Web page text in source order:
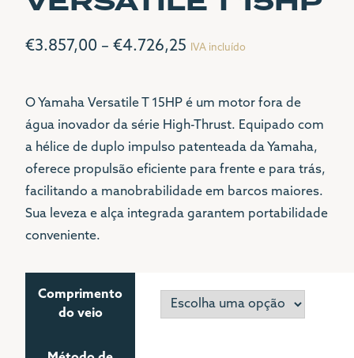
LOJA
(+351) 21 342 1001
(+351) 96 81 000 81
SEDE
(+351) 21 342 1001
LGL@LGL.PT
AVENIDA 24 DE JULHO
Nº1 G
CONTACTOS
€3.857,00 – €4.726,25 Price
€3.857,00
through
IVA incluído
O Yamaha Versatile T 15HP é um motor fora de
água inovador da série High-Thrust. Equipado com
a hélice de duplo impulso patenteada da Yamaha,
oferece propulsão eficiente para frente e para trás,
facilitando a manobrabilidade em barcos maiores.
Sua leveza e alça integrada garantem portabilidade
conveniente.
Comprimento
do veio